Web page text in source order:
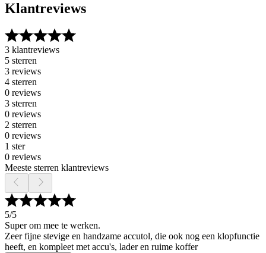
Klantreviews
3 klantreviews
5 sterren
3 reviews
4 sterren
0 reviews
3 sterren
0 reviews
2 sterren
0 reviews
1 ster
0 reviews
Meeste sterren klantreviews
5/5
Super om mee te werken.
Zeer fijne stevige en handzame accutol, die ook nog een klopfunctie
heeft, en kompleet met accu's, lader en ruime koffer